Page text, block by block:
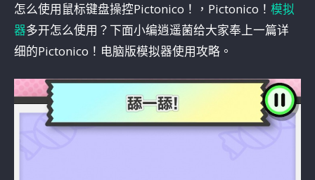
怎么使用鼠标键盘操控Pictonico！，Pictonico！模拟
器多开怎么使用？下面小编逍遥菌给大家奉上一篇详
细的Pictonico！电脑版模拟器使用攻略。